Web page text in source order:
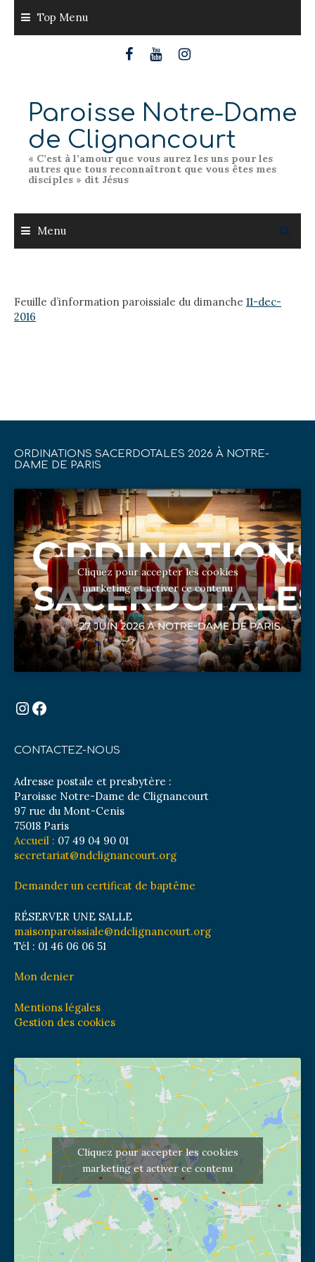
content
Top Menu
Paroisse Notre-Dame
de Clignancourt
« C’est à l’amour que vous aurez les uns pour les
autres que tous reconnaîtront que vous êtes mes
disciples » dit Jésus
Menu
Feuille d’information paroissiale du dimanche 11-dec-
2016
ORDINATIONS SACERDOTALES 2026 À NOTRE-
DAME DE PARIS
Cliquez pour accepter les cookies
marketing et activer ce contenu
Instagram
Facebook
CONTACTEZ-NOUS
Adresse postale et presbytère :
Paroisse Notre-Dame de Clignancourt
97 rue du Mont-Cenis
75018 Paris
Accueil : 07 49 04 90 01
secretariat@ndclignancourt.org
Demander un certificat de baptême
RÉSERVER UNE SALLE
maisonparoissiale@ndclignancourt.org
Tél : 01 46 06 06 51
Mon denier
Mentions légales
Gestion des cookies
Cliquez pour accepter les cookies
marketing et activer ce contenu